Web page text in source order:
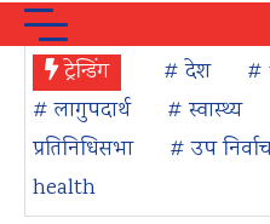
ट्रेन्डिंग # देश #
# लागुपदार्थ
# स्वास्थ्य
प्रतिनिधिसभा
# उप
health